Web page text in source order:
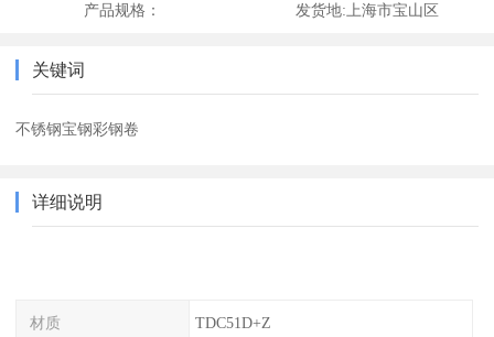
产品规格： 发货地: 上海市宝山区
关键词
不锈钢宝钢彩钢卷
详细说明
材质 TDC51D+Z